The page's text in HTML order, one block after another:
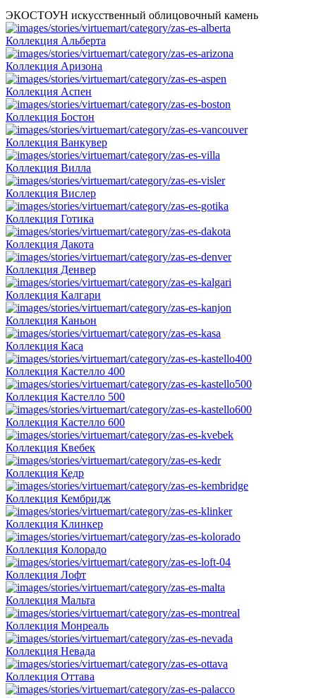
ЭКОСТОУН искусственный облицовочный камень
Коллекция Альберта
Коллекция Аризона
Коллекция Аспен
Коллекция Бостон
Коллекция Ванкувер
Коллекция Вилла
Коллекция Вислер
Коллекция Готика
Коллекция Дакота
Коллекция Денвер
Коллекция Калгари
Коллекция Каньон
Коллекция Каса
Коллекция Кастелло 400
Коллекция Кастелло 500
Коллекция Кастелло 600
Коллекция Квебек
Коллекция Кедр
Коллекция Кембридж
Коллекция Клинкер
Коллекция Колорадо
Коллекция Лофт
Коллекция Мальта
Коллекция Монреаль
Коллекция Невада
Коллекция Оттава